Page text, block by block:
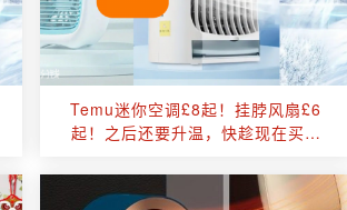
Temu迷你空调£8起！挂脖风扇£6
起！之后还要升温，快趁现在买起